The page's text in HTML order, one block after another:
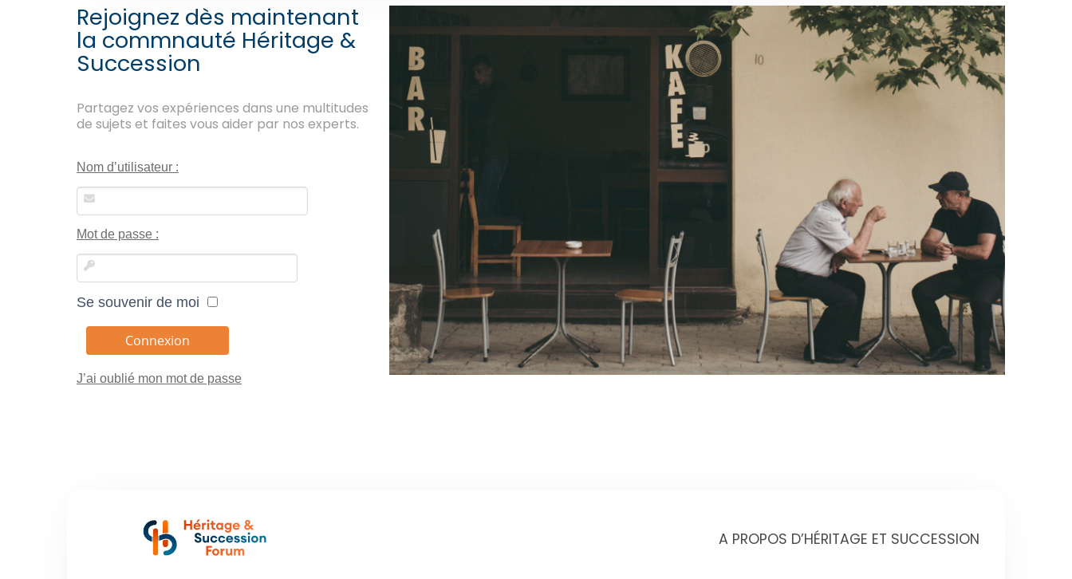
Rejoignez dès maintenant
la commnauté Héritage &
Succession
Partagez vos expériences dans une multitudes
de sujets et faites vous aider par nos experts.
Nom d’utilisateur :
Mot de passe :
Se souvenir de moi
J’ai oublié mon mot de passe
A PROPOS D’HÉRITAGE ET SUCCESSION